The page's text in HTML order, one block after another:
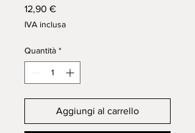
12,90 €Prezzo
IVA inclusa
Quantità *
Aggiungi al carrello